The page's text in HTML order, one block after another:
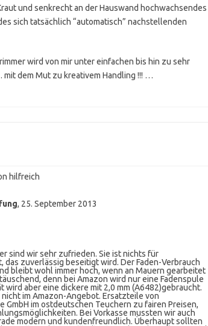
und senkrecht an der Hauswand hochwachsendes
sich tatsächlich “automatisch” nachstellenden
wird von mir unter einfachen bis hin zu sehr
dem Mut zu kreativem Handling !!! …
hilfreich
, 25. September 2013
sind wir sehr zufrieden. Sie ist nichts für
zuverlässig beseitigt wird. Der Faden-Verbrauch
bleibt wohl immer hoch, wenn an Mauern gearbeitet
denn bei Amazon wird nur eine Fadenspule
wird aber eine dickere mit 2,0 mm (A6482)gebraucht.
im Amazon-Angebot. Ersatzteile von
GmbH im ostdeutschen Teuchern zu fairen Preisen,
Bei Vorkasse mussten wir auch
modern und kundenfreundlich. Überhaupt sollten